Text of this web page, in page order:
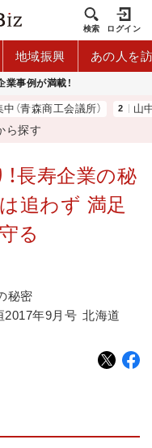
検索 ログイン
地域振興 あの人を
業事例が満載！
商工会議所） 山中伸弥
ら探す
長寿企業の秘
追わず 満足
る
秘密
2017年9月号 北海道